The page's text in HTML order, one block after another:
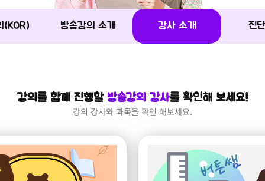
(KOR) 방송강의 소개 강사 소개 진
강의를 함께 진행할 방송강의 강사를 확인해 보세요!
강의 강사와 과목을 확인 해보세요.